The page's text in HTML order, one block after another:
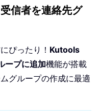
信者を連絡先グ
ぴったり！ Kutools
ープに追加機能が搭載
グループの作成に最適